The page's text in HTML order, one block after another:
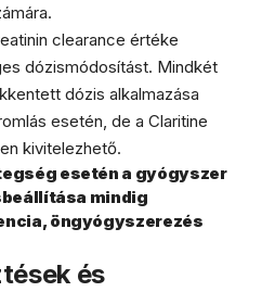
clearance értéke
dózismódosítást. Mindkét
dózis alkalmazása
esetén, de a Claritine
kivitelezhető.
esetén a gyógyszer
mindig
öngyógyszerezés
és